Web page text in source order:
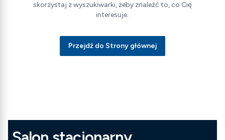
skorzystaj z wyszukiwarki, żeby znaleźć to, co Cię
interesuje.
Przejdź do Strony głównej